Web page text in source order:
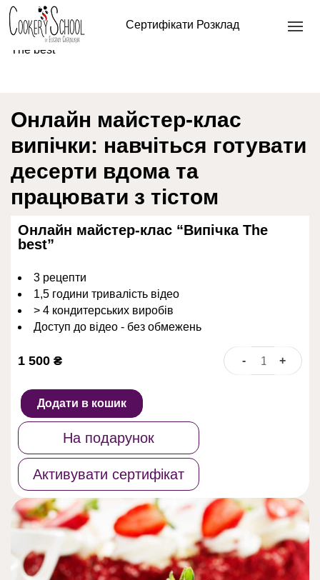
Сертифікати Розклад
Головна/Кулінарна школа онлайн /Кондитерські
майстер-класи онлайн
/ Онлайн майстер-клас “Випічка
The best”
Онлайн майстер-клас
випічки: навчіться готувати
десерти вдома та
працювати з тістом
Онлайн майстер-клас “Випічка The
best”
3 рецепти
1,5 години тривалість відео
> 4 кондитерських виробів
Доступ до відео - без обмежень
1 500 ₴ -
Онлайн
+
Додати в кошик
На подарунок
Активувати сертифікат